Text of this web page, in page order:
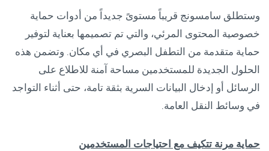
وستطلق سامسونج قريباً مستوىً جديداً من أدوات حماية
خصوصية المحتوى المرئي، والتي تم تصميمها بعناية لتوفير
حماية متقدمة من التطفل البصري في أي مكان. وتضمن هذه
الحلول الجديدة للمستخدمين مساحة آمنة للاطلاع على
الرسائل أو إدخال البيانات السرية بثقة تامة، حتى أثناء التواجد
في وسائط النقل العامة.
حماية مرنة تتكيف مع احتياجات المستخدمين